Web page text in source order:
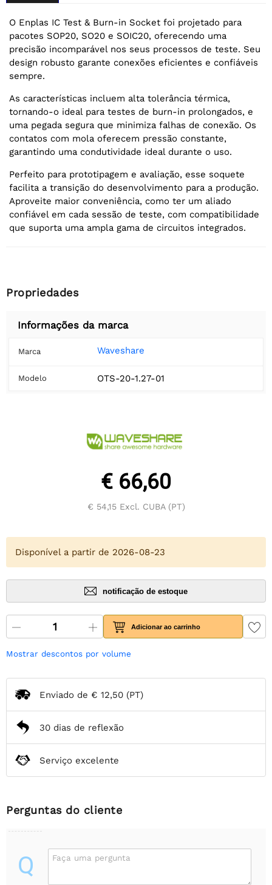
O Enplas IC Test & Burn-in Socket foi projetado para
pacotes SOP20, SO20 e SOIC20, oferecendo uma
precisão incomparável nos seus processos de teste. Seu
design robusto garante conexões eficientes e confiáveis
sempre.
As características incluem alta tolerância térmica,
tornando-o ideal para testes de burn-in prolongados, e
uma pegada segura que minimiza falhas de conexão. Os
contatos com mola oferecem pressão constante,
garantindo uma condutividade ideal durante o uso.
Perfeito para prototipagem e avaliação, esse soquete
facilita a transição do desenvolvimento para a produção.
Aproveite maior conveniência, como ter um aliado
confiável em cada sessão de teste, com compatibilidade
que suporta uma ampla gama de circuitos integrados.
Propriedades
Informações da marca
Marca Waveshare
Modelo OTS-20-1.27-01
€ 66,60
€ 54,15Excl. CUBA (PT)
Disponível a partir de 2026-08-23
notificação de estoque
Adicionar ao carrinho
Mostrar descontos por volume
Enviado de € 12,50 (PT)
30 dias de reflexão
Serviço excelente
Perguntas do cliente
Q Faça uma pergunta